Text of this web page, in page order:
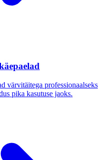
värvitäitega professionaalseks
pika kasutuse jaoks.